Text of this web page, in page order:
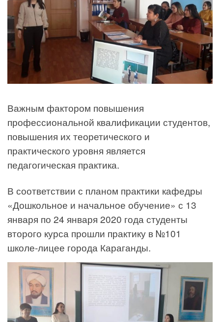
Важным фактором повышения
профессиональной квалификации студентов,
повышения их теоретического и
практического уровня является
педагогическая практика.
В соответствии с планом практики кафедры
«Дошкольное и начальное обучение» с 13
января по 24 января 2020 года студенты
второго курса прошли практику в №101
школе-лицее города Караганды.